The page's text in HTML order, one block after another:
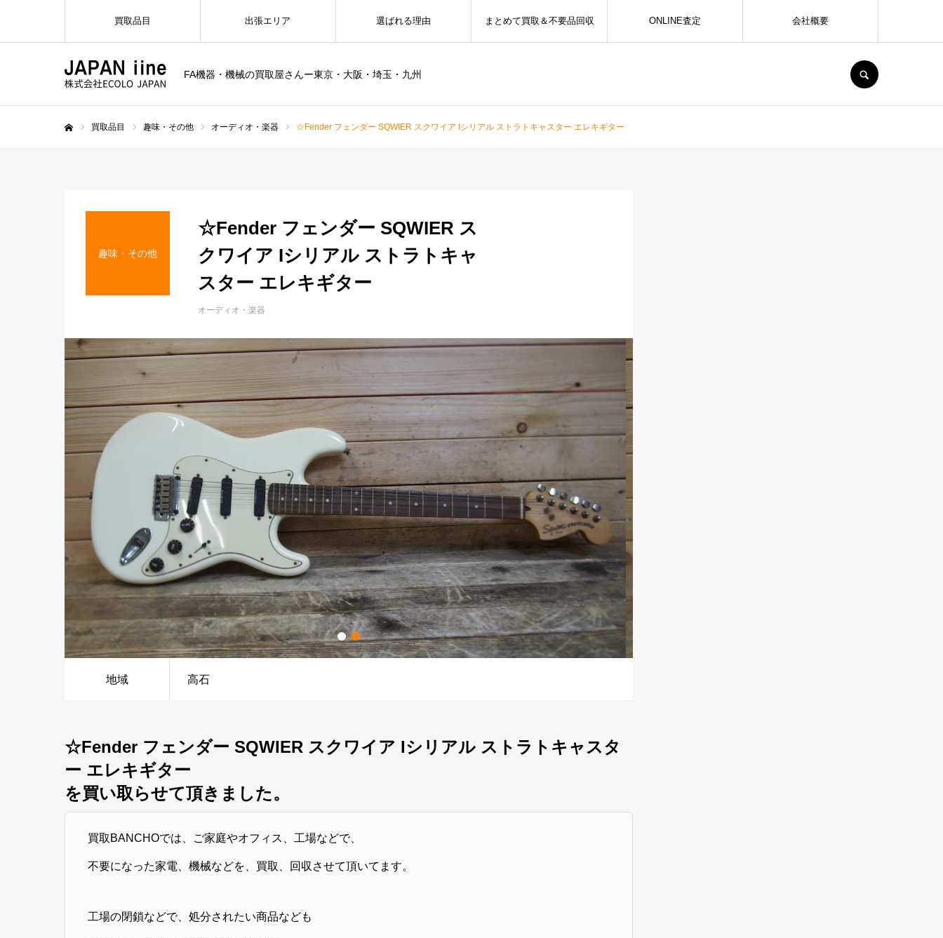
FA機器・機械の買取屋さんー東京・大阪・埼玉・九州
買取品目 出張エリア 選ばれる理由 まとめて買取＆不要品回収 ONLINE査定 会社概要
買取品目 趣味・その他 オーディオ・楽器 ☆Fender フェンダー SQWIER スクワイア Iシリアル ストラトキャスター エレキギター
趣味・その他
☆Fender フェンダー SQWIER ス
クワイア Iシリアル ストラトキャ
スター エレキギター
オーディオ・楽器
地域 高石
☆Fender フェンダー SQWIER スクワイア Iシリアル ストラトキャスタ
ー エレキギター
を買い取らせて頂きました。
買取BANCHOでは、ご家庭やオフィス、工場などで、
不要になった家電、機械などを、買取、回収させて頂いてます。
工場の閉鎖などで、処分されたい商品なども